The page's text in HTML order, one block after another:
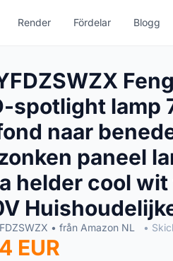
Render Fördelar Blogg
spotlight lamp
naar
paneel
helder cool wit
• från Amazon NL •
EUR